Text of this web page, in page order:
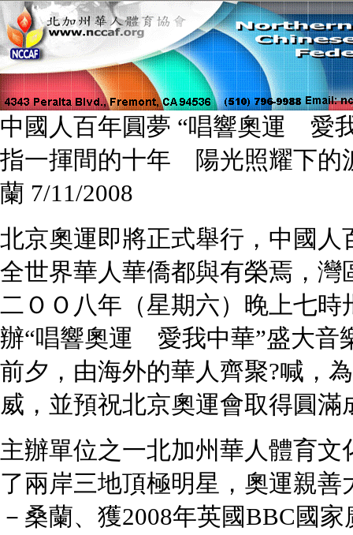
中國人百年圓夢 “唱響奧運 愛
指一揮間的十年 陽光照耀下的
蘭 7/11/2008
北京奧運即將正式舉行，中國
全世界華人華僑都與有榮焉，
二ＯＯ八年（星期六）晚上七時
辦“唱響奧運 愛我中華”盛大音
前夕，由海外的華人齊聚?喊，
威，並預祝北京奧運會取得圓滿
主辦單位之一北加州華人體育
了兩岸三地頂極明星，奧運親
－桑蘭、獲2008年英國BBC國